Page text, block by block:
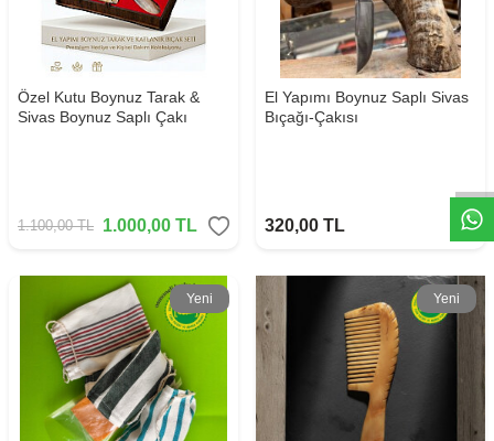
Özel Kutu Boynuz Tarak &
Sivas Boynuz Saplı Çakı
1.100,00TL 1.000,00 TL
El Yapımı Boynuz Saplı Sivas
Bıçağı-Çakısı
320,00 TL
Yeni Yeni